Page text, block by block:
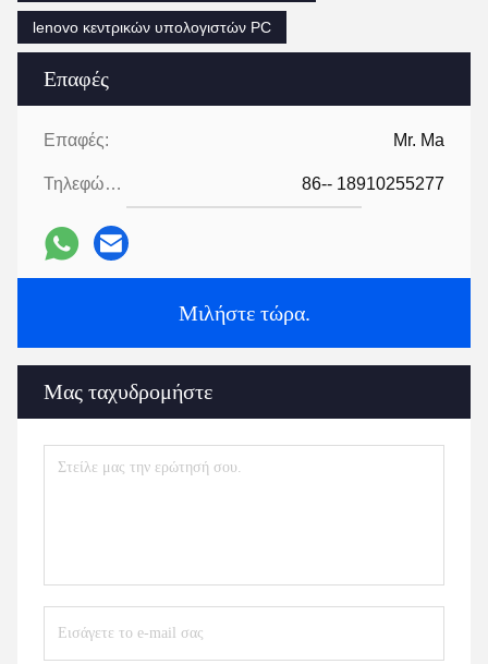
Επαφές
Επαφές: Mr. Ma
Τηλεφώνημα: 86-- 18910255277
Μιλήστε τώρα.
Μας ταχυδρομήστε
lenovo κεντρικών υπολογιστών PC